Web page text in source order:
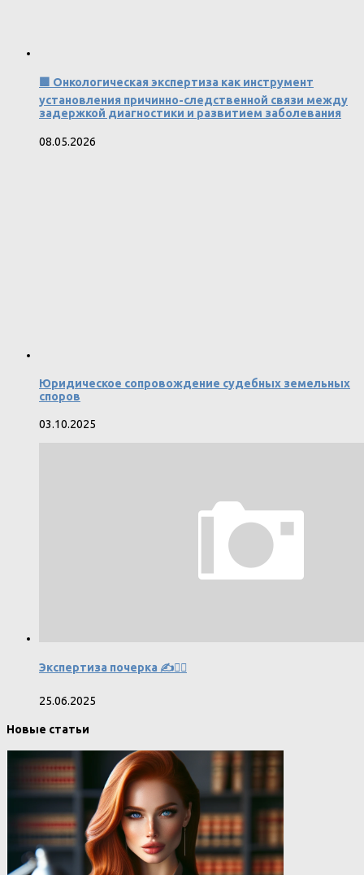
🟩 Онкологическая экспертиза как инструмент
установления причинно-следственной связи между
задержкой диагностики и развитием заболевания
08.05.2026
Юридическое сопровождение судебных земельных
споров
03.10.2025
Экспертиза почерка ✍️🕵️‍♂️
25.06.2025
Новые статьи